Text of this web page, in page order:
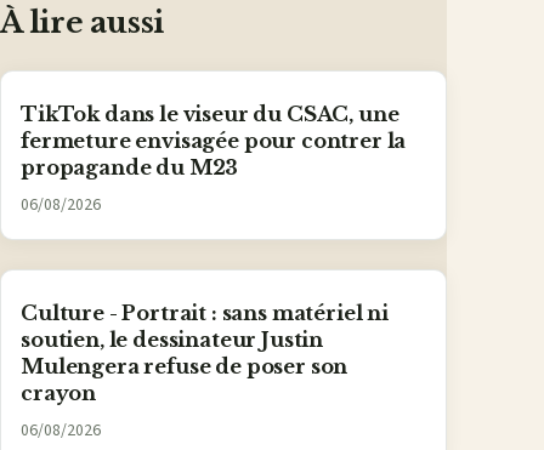
À lire aussi
TikTok dans le viseur du CSAC, une
fermeture envisagée pour contrer la
propagande du M23
06/08/2026
Culture - Portrait : sans matériel ni
soutien, le dessinateur Justin
Mulengera refuse de poser son
crayon
06/08/2026